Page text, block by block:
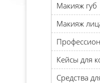
Макияж губ
Макияж
Кейсы для
Средства